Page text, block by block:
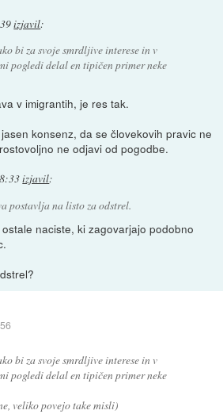
izjavil:
bi za svoje smrdljive interese in v
pogledi delal en tipičen primer neke
v imigrantih, je res tak.
konsenz, da se človekovih pravic ne
ne odjavi od pogodbe.
izjavil:
postavlja na listo za odstrel.
naciste, ki zagovarjajo podobno
bi za svoje smrdljive interese in v
pogledi delal en tipičen primer neke
veliko povejo take misli)